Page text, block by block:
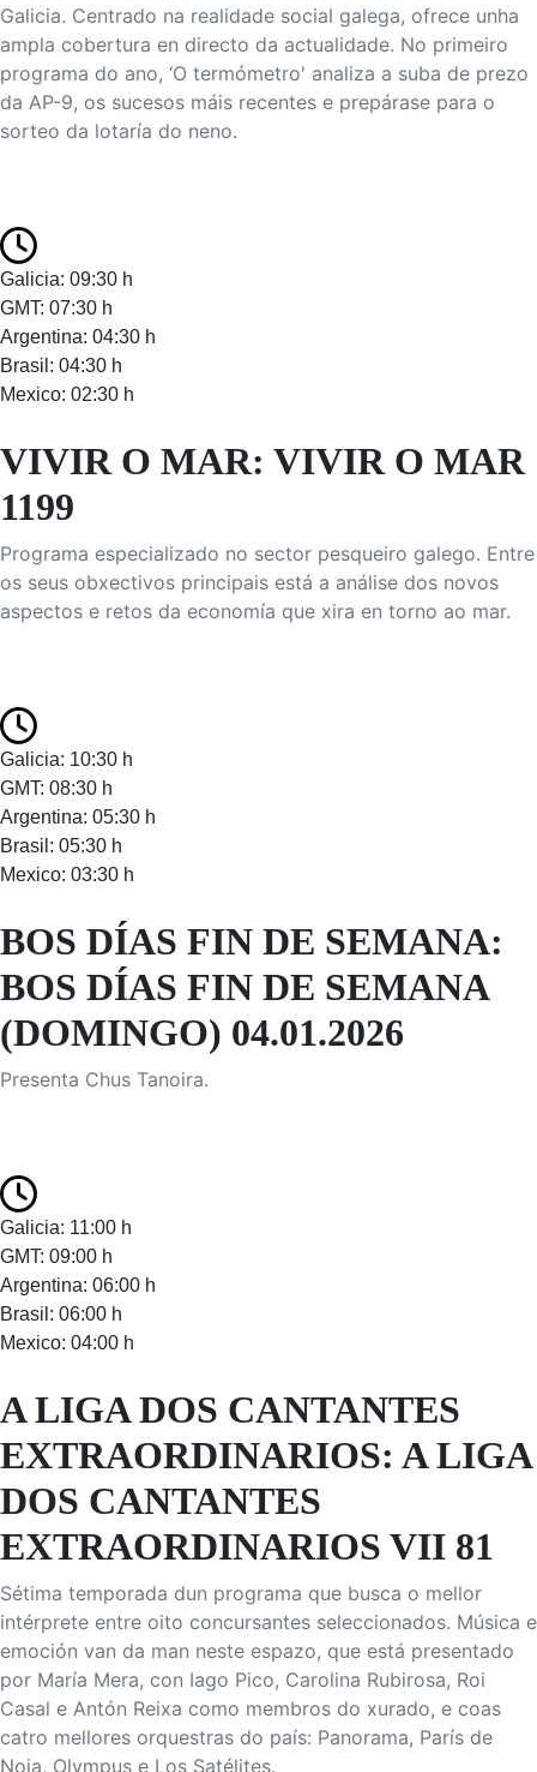
Galicia. Centrado na realidade social galega, ofrece unha
ampla cobertura en directo da actualidade. No primeiro
programa do ano, ‘O termómetro' analiza a suba de prezo
da AP-9, os sucesos máis recentes e prepárase para o
sorteo da lotaría do neno.
Galicia: 09:30 h
GMT: 07:30 h
Argentina: 04:30 h
Brasil: 04:30 h
Mexico: 02:30 h
VIVIR O MAR: VIVIR O MAR
1199
Programa especializado no sector pesqueiro galego. Entre
os seus obxectivos principais está a análise dos novos
aspectos e retos da economía que xira en torno ao mar.
Galicia: 10:30 h
GMT: 08:30 h
Argentina: 05:30 h
Brasil: 05:30 h
Mexico: 03:30 h
BOS DÍAS FIN DE SEMANA:
BOS DÍAS FIN DE SEMANA
(DOMINGO) 04.01.2026
Presenta Chus Tanoira.
Galicia: 11:00 h
GMT: 09:00 h
Argentina: 06:00 h
Brasil: 06:00 h
Mexico: 04:00 h
A LIGA DOS CANTANTES
EXTRAORDINARIOS: A LIGA
DOS CANTANTES
EXTRAORDINARIOS VII 81
Sétima temporada dun programa que busca o mellor
intérprete entre oito concursantes seleccionados. Música e
emoción van da man neste espazo, que está presentado
por María Mera, con Iago Pico, Carolina Rubirosa, Roi
Casal e Antón Reixa como membros do xurado, e coas
catro mellores orquestras do país: Panorama, París de
Noia, Olympus e Los Satélites.